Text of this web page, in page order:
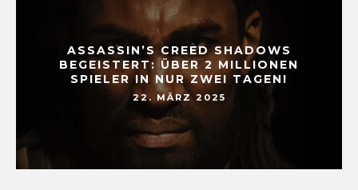
ASSASSIN’S CREED SHADOWS
BEGEISTERT: ÜBER 2 MILLIONEN
SPIELER IN NUR ZWEI TAGEN!
22. MÄRZ 2025